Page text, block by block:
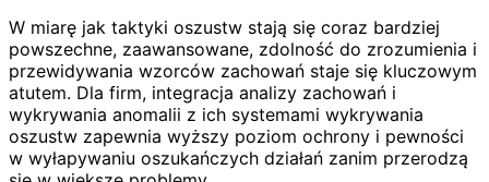
W miarę jak taktyki oszustw stają się coraz bardziej
powszechne, zaawansowane, zdolność do zrozumienia i
przewidywania wzorców zachowań staje się kluczowym
atutem. Dla firm, integracja analizy zachowań i
wykrywania anomalii z ich systemami wykrywania
oszustw zapewnia wyższy poziom ochrony i pewności
w wyłapywaniu oszukańczych działań zanim przerodzą